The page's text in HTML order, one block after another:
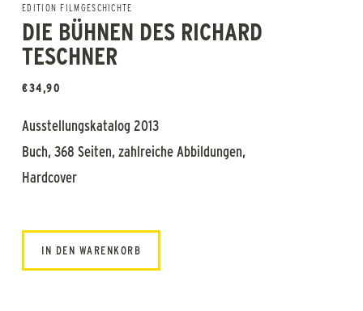
EDITION FILMGESCHICHTE
DIE BÜHNEN DES RICHARD
TESCHNER
€34,90
Ausstellungskatalog 2013
Buch, 368 Seiten, zahlreiche Abbildungen,
Hardcover
IN DEN WARENKORB